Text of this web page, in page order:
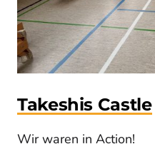
Takeshis Castle
Wir waren in Action!